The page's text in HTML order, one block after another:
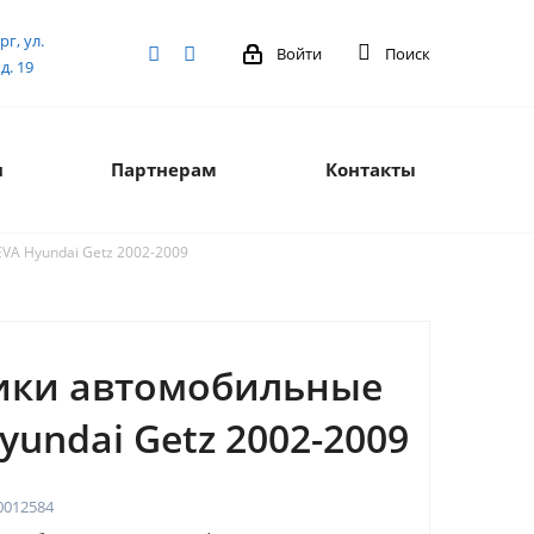
ул.
19
Войти Поиск
Партнерам Контакты
Hyundai Getz 2002-2009
автомобильные
Getz 2002-2009